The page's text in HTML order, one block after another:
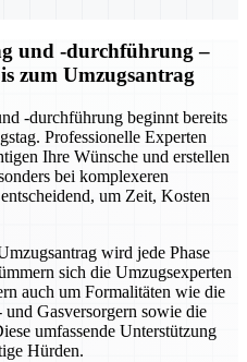
und -durchführung –
zum Umzugsantrag
-durchführung beginnt bereits
Professionelle Experten
Ihre Wünsche und erstellen
bei komplexeren
um Zeit, Kosten
wird jede Phase
sich die Umzugsexperten
auch um Formalitäten wie die
Gasversorgern sowie die
umfassende Unterstützung
Hürden.